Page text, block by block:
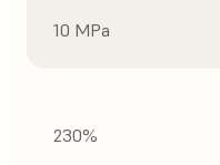
10 MPa
230%